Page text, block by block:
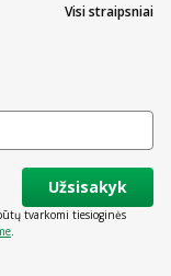
Visi straipsniai
Užsisakyk
tvarkomi tiesioginės
.